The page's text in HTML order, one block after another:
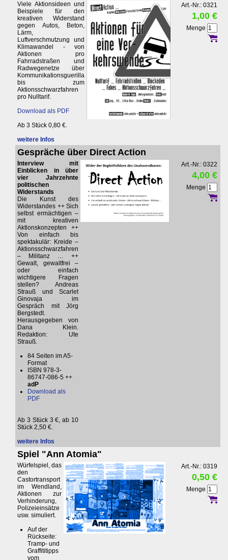
Viele Aktionsideen und
Beispiele für den
kreativen Widerstand
gegen Autos, Beton,
Lärm,
Luftverschmutzung und
Klimawandel - von
Aktionen pro
Fahrradstraßen und
Radwegenetze über
Kommunikationsguerilla
bis zum
Aktionsschwarzfahren
pro Nulltarif.
Download als PDF
Ab 3 Stück 0,80 €.
weitere Infos
Art.-Nr.: 0321
1,00 €
Menge
Gespräche über Direct Action
Interview mit
Einblicken in über
vier Jahrzehnte
politischen
Widerstands
Die Kunst des
Widerstandes ++ Sich
selbst ermächtigen –
mit kreativen
Aktionskonzepten ++
Von einfach bis
spektakulär: Kreide –
Aktionsschwarzfahren
– Militanz … ++
Gewalt, gewaltfrei –
oder einfach
wichtigere Fragen
stellen? Andreas
Strauß und Scarlet
Ginovaja im
Gespräch mit Jörg
Bergstedt.
Herausgegeben von
Dana Klein.
Redaktion: Ute
Strauß.
84 Seiten im A5-
Format
ISBN 978-3-
86747-086-5 ++
adP
Download als
PDF
Ab 3 Stück 3 €, ab 10
Stück 2,50 €.
weitere Infos
Art.-Nr.: 0322
4,00 €
Menge
Spiel "Ann Atomia"
Würfelspiel, das
den
Castortransport
im Wendland,
Aktionen zur
Verhinderung,
Polizeieinsätze
usw. simuliert.
Auf der
Rückseite:
Tramp- und
Graffititipps
vom
Art.-Nr.: 0319
0,50 €
Menge